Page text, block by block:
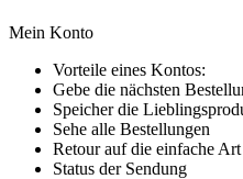
Mein Konto
Vorteile eines Kontos:
Gebe die nächsten
Speicher die
Sehe alle Bestellungen
Retour auf die einfache Art
Status der Sendung